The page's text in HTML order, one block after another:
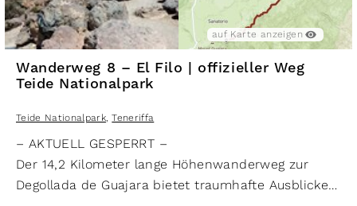
auf Karte anzeigen
Wanderweg 8 – El Filo | offizieller Weg
Teide Nationalpark
Teide Nationalpark, Teneriffa
– AKTUELL GESPERRT –
Der 14,2 Kilometer lange Höhenwanderweg zur
Degollada de Guajara bietet traumhafte Ausblicke